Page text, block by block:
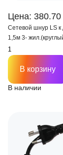
Цена: 380.70
Сетевой шнур LS
1,5м 3-
В наличии
В корзину